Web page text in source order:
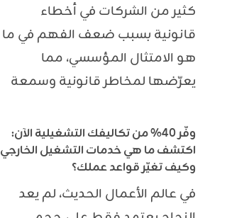
كثير من الشركات في أخطاء
قانونية بسبب ضعف الفهم في ما
هو الامتثال المؤسسي، مما
يعرّضها لمخاطر قانونية وسمعة
وفّر 40% من تكاليفك التشغيلية الآن:
اكتشف ما هي خدمات التشغيل الخارجي
وكيف تغيّر قواعد عملك؟
في عالم الأعمال الحديث، لم يعد